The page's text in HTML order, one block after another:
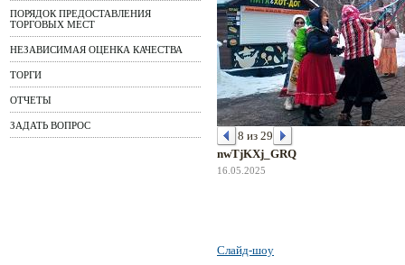
ПОРЯДОК ПРЕДОСТАВЛЕНИЯ
ТОРГОВЫХ МЕСТ
НЕЗАВИСИМАЯ ОЦЕНКА КАЧЕСТВА
ТОРГИ
ОТЧЕТЫ
ЗАДАТЬ ВОПРОС
8 из 29
nwTjKXj_GRQ
16.05.2025
Слайд-шоу